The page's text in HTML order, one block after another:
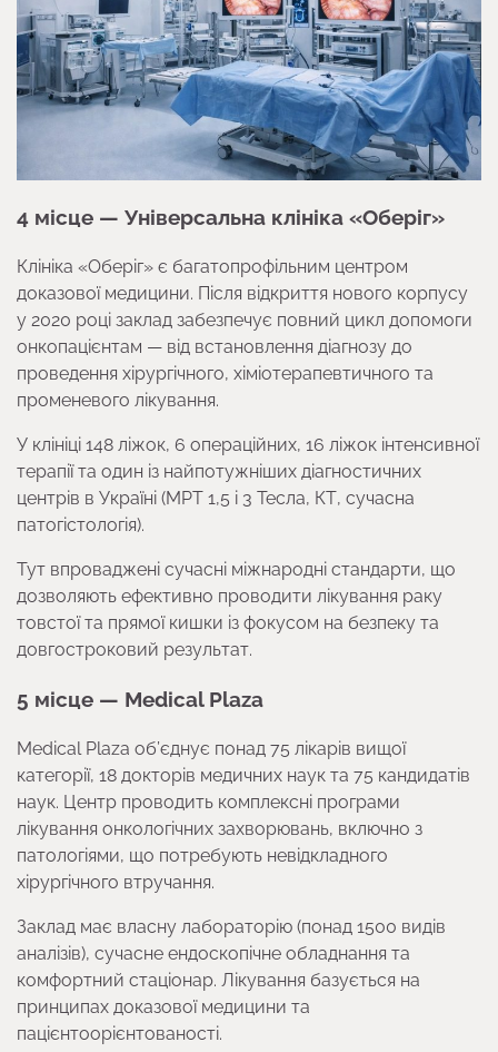
4 місце — Універсальна клініка «Оберіг»
Клініка «Оберіг» є багатопрофільним центром
доказової медицини. Після відкриття нового корпусу
у 2020 році заклад забезпечує повний цикл допомоги
онкопацієнтам — від встановлення діагнозу до
проведення хірургічного, хіміотерапевтичного та
променевого лікування.
У клініці 148 ліжок, 6 операційних, 16 ліжок інтенсивної
терапії та один із найпотужніших діагностичних
центрів в Україні (МРТ 1,5 і 3 Тесла, КТ, сучасна
патогістологія).
Тут впроваджені сучасні міжнародні стандарти, що
дозволяють ефективно проводити лікування раку
товстої та прямої кишки із фокусом на безпеку та
довгостроковий результат.
5 місце — Medical Plaza
Medical Plaza об’єднує понад 75 лікарів вищої
категорії, 18 докторів медичних наук та 75 кандидатів
наук. Центр проводить комплексні програми
лікування онкологічних захворювань, включно з
патологіями, що потребують невідкладного
хірургічного втручання.
Заклад має власну лабораторію (понад 1500 видів
аналізів), сучасне ендоскопічне обладнання та
комфортний стаціонар. Лікування базується на
принципах доказової медицини та
пацієнтоорієнтованості.